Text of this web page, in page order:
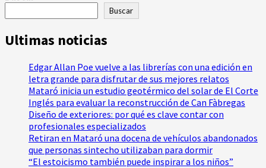
Buscar
Ultimas noticias
Edgar Allan Poe vuelve a las librerías con una edición en
letra grande para disfrutar de sus mejores relatos
Mataró inicia un estudio geotérmico del solar de El Corte
Inglés para evaluar la reconstrucción de Can Fàbregas
Diseño de exteriores: por qué es clave contar con
profesionales especializados
Retiran en Mataró una docena de vehículos abandonados
que personas sintecho utilizaban para dormir
“El estoicismo también puede inspirar a los niños”